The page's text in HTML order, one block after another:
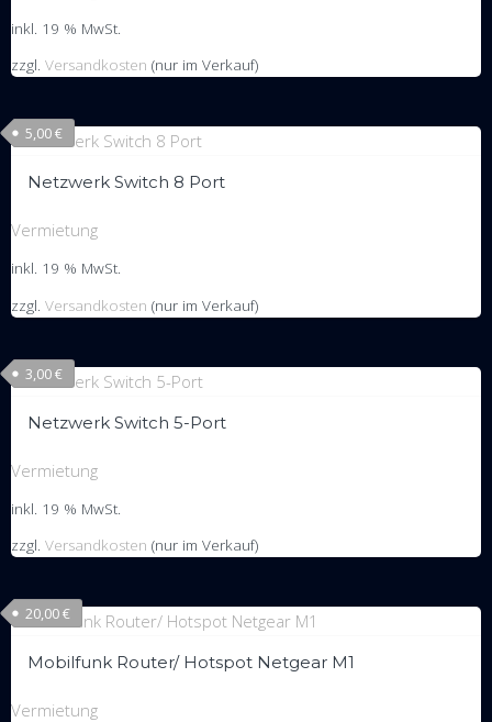
inkl. 19 % MwSt.
zzgl. Versandkosten (nur im Verkauf)
Netzwerk Switch 8 Port
5,00€
Vermietung
inkl. 19 % MwSt.
zzgl. Versandkosten (nur im Verkauf)
Netzwerk Switch 5-Port
3,00€
Vermietung
inkl. 19 % MwSt.
zzgl. Versandkosten (nur im Verkauf)
Mobilfunk Router/ Hotspot Netgear M1
20,00€
Vermietung